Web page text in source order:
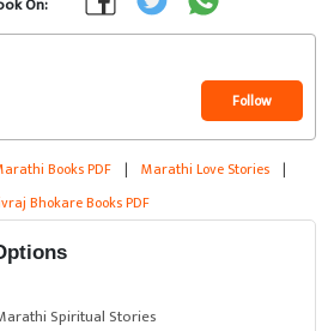
Follow
Books PDF | Marathi Love Stories |
Bhokare Books PDF
Spiritual Stories